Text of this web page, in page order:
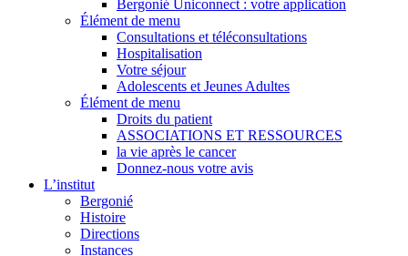
Bergonié Uniconnect : votre application
Élément de menu
Consultations et téléconsultations
Hospitalisation
Votre séjour
Adolescents et Jeunes Adultes
Élément de menu
Droits du patient
ASSOCIATIONS ET RESSOURCES
la vie après le cancer
Donnez-nous votre avis
L’institut
Bergonié
Histoire
Directions
Instances